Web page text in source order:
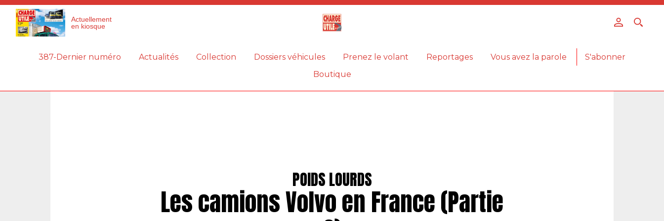
Actuellement
en kiosque
387-Dernier numéro Actualités Collection Dossiers véhicules Prenez le volant Reportages Vous avez la parole
S'abonner
Boutique
POIDS LOURDS
Les camions Volvo en France (Partie
Panneau de gestion des cookies